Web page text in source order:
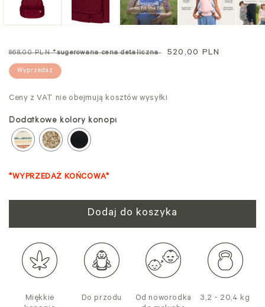
Cena
standardowa
868,00 PLN*sugerowana cena detaliczna
Cena
520,00 PLN
Wyprzedaż
Ceny z VAT nie obejmują kosztów wysyłki
Dodatkowe kolory konopi
*WYPRZEDAŻ KOŃCOWA*
Dodaj do koszyka
Miękkie
Do przodu
Od noworodka
3,2 - 20,4 kg